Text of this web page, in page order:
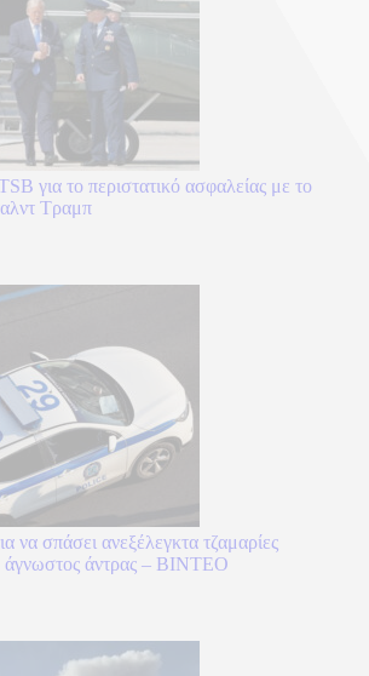
για το περιστατικό ασφαλείας με το
Τραμπ
να σπάσει ανεξέλεγκτα τζαμαρίες
άγνωστος άντρας – ΒΙΝΤΕΟ